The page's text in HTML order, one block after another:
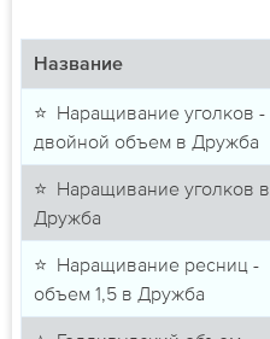
Название
⭐ Наращивание уголков -
двойной объем в Дружба
⭐ Наращивание уголков в
Дружба
⭐ Наращивание ресниц -
объем 1,5 в Дружба